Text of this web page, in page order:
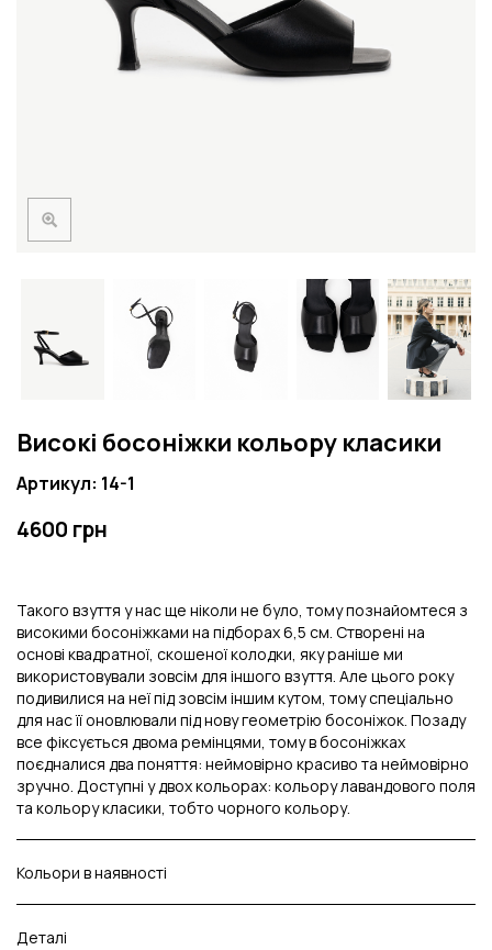
Високі босоніжки кольору класики
Артикул: 14-1
4600 грн
Такого взуття у нас ще ніколи не було, тому познайомтеся з
високими босоніжками на підборах 6,5 см. Створені на
основі квадратної, скошеної колодки, яку раніше ми
використовували зовсім для іншого взуття. Але цього року
подивилися на неї під зовсім іншим кутом, тому спеціально
для нас її оновлювали під нову геометрію босоніжок. Позаду
все фіксується двома ремінцями, тому в босоніжках
поєдналися два поняття: неймовірно красиво та неймовірно
зручно. Доступні у двох кольорах: кольору лавандового поля
та кольору класики, тобто чорного кольору.
Кольори в наявності
Деталі